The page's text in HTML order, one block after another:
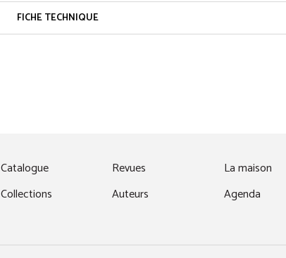
FICHE TECHNIQUE
Catalogue
Collections
Revues
Auteurs
La maison
Agenda